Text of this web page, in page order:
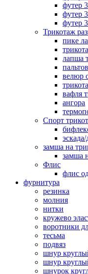
футер
футер
футер
Трикотаж
пике
лапша
велюр
вафля
ангора
Спорт
замша на
замша
Флис
флис
фурнитура
резинка
молния
нитки
кружево
воротники
тесьма
подвяз
шнур
шнур
шнурок